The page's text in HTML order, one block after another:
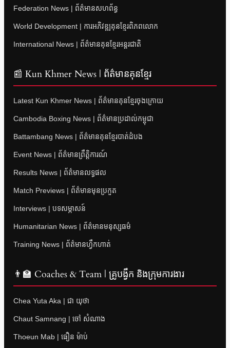
Federation News | ព័ត៌មានសហព័ន្ធ
World Development | ការអភិវឌ្ឍគុនខ្មែរពិភពលោក
International News | ព័ត៌មានគុនខ្មែរអន្តរជាតិ
📰 Kun Khmer News | ព័ត៌មានគុនខ្មែរ
Latest Kun Khmer News | ព័ត៌មានគុនខ្មែរចុងក្រោយ
Cambodia Boxing News | ព័ត៌មានប្រដាល់កម្ពុជា
Battambang News | ព័ត៌មានគុនខ្មែរបាត់ដំបង
Event News | ព័ត៌មានព្រឹត្តិការណ៍
Results News | ព័ត៌មានលទ្ធផល
Match Previews | ព័ត៌មានមុនប្រកួត
Interviews | បទសម្ភាសន៍
Humanitarian News | ព័ត៌មានមនុស្សធម៌
Training News | ព័ត៌មានហ្វឹកហាត់
👨‍🏫 Coaches & Team | គ្រូបង្វឹក និងក្រុមការងារ
Chea Yuta Aka | ជា យុថា
Chaut Samnang | ចៅ សំណាង
Thoeun Mab | ធឿន ម៉ាប់